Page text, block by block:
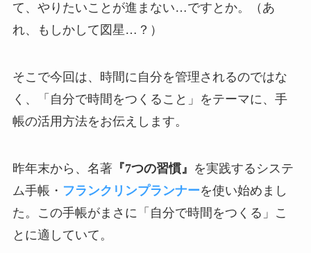
て、やりたいことが進まない…ですとか。（あ
れ、もしかして図星…？）
そこで今回は、時間に自分を管理されるのではな
く、「自分で時間をつくること」をテーマに、手
帳の活用方法をお伝えします。
昨年末から、名著『7つの習慣』 を実践するシステ
ム手帳・ フランクリンプランナーを使い始めまし
た。この手帳がまさに「自分で時間をつくる」こ
とに適していて。